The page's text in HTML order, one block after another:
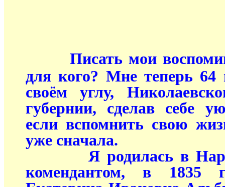
Писать мои
для кого? Мне теперь
своём углу,
губернии, сделав себе
если вспомнить свою
уже сначала.
Я родилась в
комендантом, в 1835